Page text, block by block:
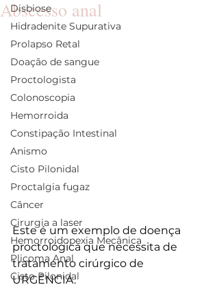
Disbiose
Hidradenite Supurativa
Prolapso Retal
Doação de sangue
Proctologista
Colonoscopia
Hemorroida
Constipação Intestinal
Anismo
Cisto Pilonidal
Proctalgia fugaz
Câncer
Cirurgia a laser
Hemorroidopexia Mecânica
Plicoma Anal
Cisto Pilonidal
Abscesso anal
Este é um exemplo de doença
proctológica que necessita de
tratamento cirúrgico de
URGÊNCIA.